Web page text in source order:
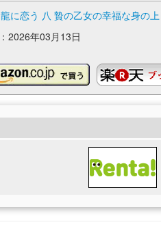
龍に恋う 八 贄の乙女の幸福な身の
2026年03月13日